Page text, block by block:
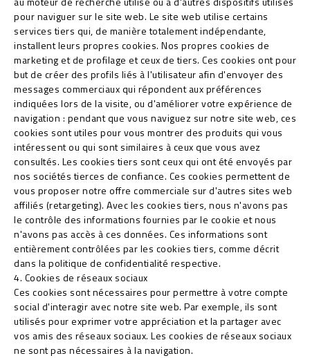
pour naviguer sur le site web. Le site web utilise certains
services tiers qui, de manière totalement indépendante,
installent leurs propres cookies. Nos propres cookies de
marketing et de profilage et ceux de tiers. Ces cookies ont pour
but de créer des profils liés à l'utilisateur afin d'envoyer des
messages commerciaux qui répondent aux préférences
indiquées lors de la visite, ou d'améliorer votre expérience de
navigation : pendant que vous naviguez sur notre site web, ces
cookies sont utiles pour vous montrer des produits qui vous
intéressent ou qui sont similaires à ceux que vous avez
consultés. Les cookies tiers sont ceux qui ont été envoyés par
nos sociétés tierces de confiance. Ces cookies permettent de
vous proposer notre offre commerciale sur d'autres sites web
affiliés (retargeting). Avec les cookies tiers, nous n'avons pas
le contrôle des informations fournies par le cookie et nous
n'avons pas accès à ces données. Ces informations sont
entièrement contrôlées par les cookies tiers, comme décrit
dans la politique de confidentialité respective.
4. Cookies de réseaux sociaux
Ces cookies sont nécessaires pour permettre à votre compte
social d'interagir avec notre site web. Par exemple, ils sont
utilisés pour exprimer votre appréciation et la partager avec
vos amis des réseaux sociaux. Les cookies de réseaux sociaux
ne sont pas nécessaires à la navigation.